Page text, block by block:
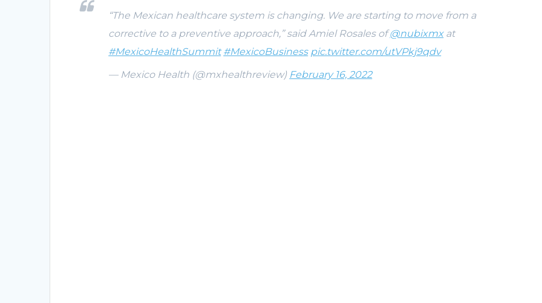
“The Mexican healthcare system is changing. We are starting to move from a
corrective to a preventive approach,” said Amiel Rosales of@nubixmxat
#MexicoHealthSummit #MexicoBusiness pic.twitter.com/utVPkj9qdv
— Mexico Health (@mxhealthreview) February 16, 2022